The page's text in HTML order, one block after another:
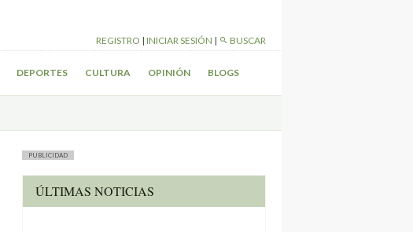
REGISTRO | INICIAR SESIÓN | BUSCAR
DEPORTES CULTURA OPINIÓN BLOGS
PUBLICIDAD
ÚLTIMAS NOTICIAS